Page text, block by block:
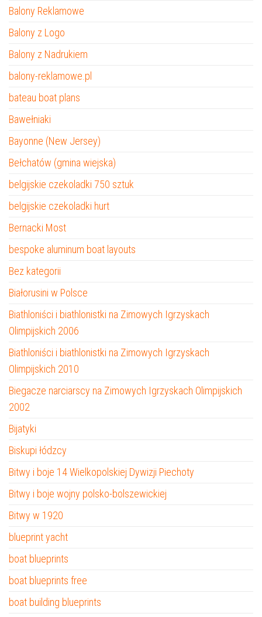
Balony Reklamowe
Balony z Logo
Balony z Nadrukiem
balony-reklamowe.pl
bateau boat plans
Bawełniaki
Bayonne (New Jersey)
Bełchatów (gmina wiejska)
belgijskie czekoladki 750 sztuk
belgijskie czekoladki hurt
Bernacki Most
bespoke aluminum boat layouts
Bez kategorii
Białorusini w Polsce
Biathloniści i biathlonistki na Zimowych Igrzyskach
Olimpijskich 2006
Biathloniści i biathlonistki na Zimowych Igrzyskach
Olimpijskich 2010
Biegacze narciarscy na Zimowych Igrzyskach Olimpijskich
2002
Bijatyki
Biskupi łódzcy
Bitwy i boje 14 Wielkopolskiej Dywizji Piechoty
Bitwy i boje wojny polsko-bolszewickiej
Bitwy w 1920
blueprint yacht
boat blueprints
boat blueprints free
boat building blueprints